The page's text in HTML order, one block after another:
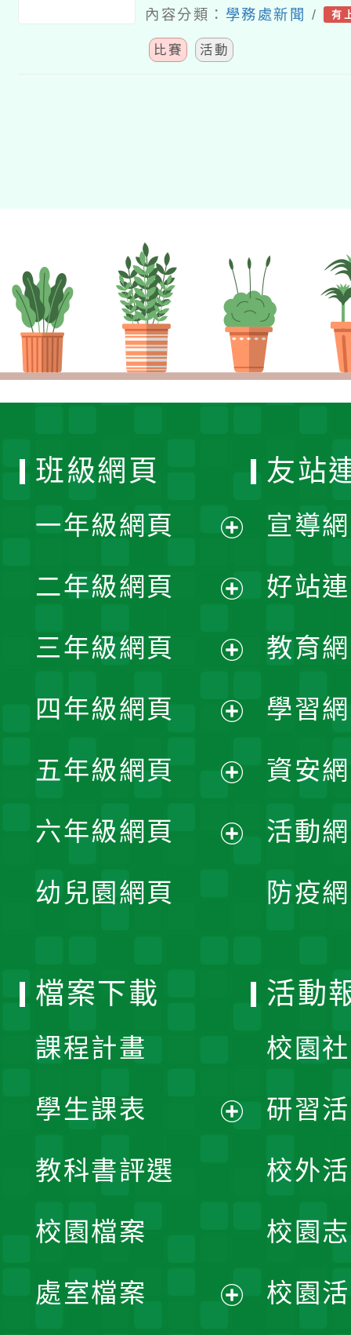
校－「菸檳害防
徵稿競賽」
內容分類： 學務處新聞 / 有
比賽 活動
班級網頁
一年級網頁
開
選
單
二年級網頁
開
選
單
三年級網頁
開
選
單
四年級網頁
開
選
五年級網頁
開
六年級網頁
幼兒園網頁
友站
宣導
好站
教育
學習
資安
活動
防疫
檔案下載
課程計畫
學生課表
單
教科書評選
校園檔案
處室檔案
活動
校園
研習
校外
校園
校園